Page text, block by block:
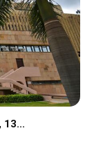
13...